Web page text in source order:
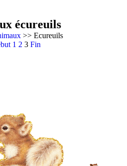
écureuils
>> Ecureuils
1 2 3 Fin